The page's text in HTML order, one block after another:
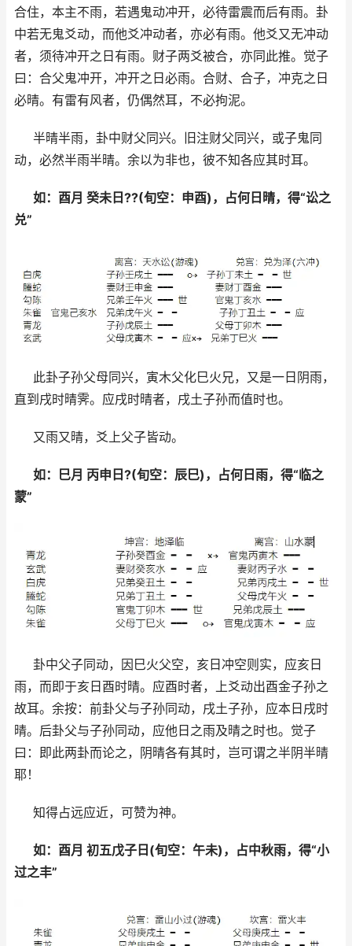
合住，本主不雨，若遇鬼动冲开，必待雷震而后有雨。卦
中若无鬼爻动，而他爻冲动者，亦必有雨。他爻又无冲动
者，须待冲开之日有雨。财子两爻被合，亦同此推。觉子
曰：合父鬼冲开，冲开之日必雨。合财、合子，冲克之日
必晴。有雷有风者，仍偶然耳，不必拘泥。
半晴半雨，卦中财父同兴。旧注财父同兴，或子鬼同
动，必然半雨半晴。余以为非也，彼不知各应其时耳。
如：酉月 癸未日??(旬空：申酉)，占何日晴，得“讼之
兑”
此卦子孙父母同兴，寅木父化巳火兄，又是一日阴雨，
直到戌时晴霁。应戌时晴者，戌土子孙而值时也。
又雨又晴，爻上父子皆动。
如：巳月 丙申日?(旬空：辰巳)，占何日雨，得“临之
蒙”
卦中父子同动，因巳火父空，亥日冲空则实，应亥日
雨，而即于亥日酉时晴。应酉时者，上爻动出酉金子孙之
故耳。余按：前卦父与子孙同动，戌土子孙，应本日戌时
晴。后卦父与子孙同动，应他日之雨及晴之时也。觉子
曰：即此两卦而论之，阴晴各有其时，岂可谓之半阴半晴
耶！
知得占远应近，可赞为神。
如：酉月 初五戊子日(旬空：午未)，占中秋雨，得“小
过之丰”